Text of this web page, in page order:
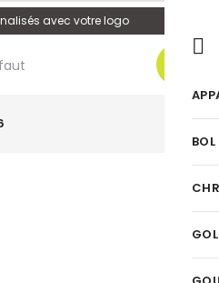
avec votre logo
0
BOL